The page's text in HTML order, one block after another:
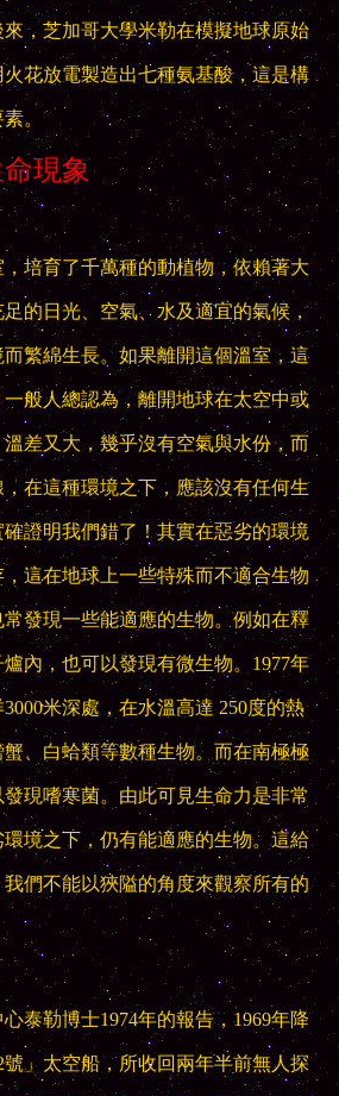
，芝加哥大學米勒在模擬地球原始
花放電製造出七種氨基酸，這是構
。
現象
培育了千萬種的動植物，依賴著大
的日光、空氣、水及適宜的氣候，
繁綿生長。如果離開這個溫室，這
般人總認為，離開地球在太空中或
差又大，幾乎沒有空氣與水份，而
，在這種環境之下，應該沒有任何生
證明我們錯了！其實在惡劣的環境
這在地球上一些特殊而不適合生物
發現一些能適應的生物。例如在釋
內，也可以發現有微生物。1977年
米深處，在水溫高達 250度的熱
、白蛤類等數種生物。而在南極極
現嗜寒菌。由此可見生命力是非常
境之下，仍有能適應的生物。這給
們不能以狹隘的角度來觀察所有的
泰勒博士1974年的報告，1969年降
」太空船，所收回兩年半前無人探